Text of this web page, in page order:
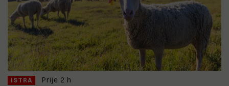
ISTRA Prije 2 h